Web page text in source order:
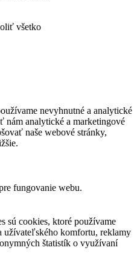
všetko
nevyhnutné a analytické
nám analytické a marketingové
naše webové stránky,
fungovanie webu.
sú cookies, ktoré používame
užívateľského komfortu, reklamy
štatistík o využívaní